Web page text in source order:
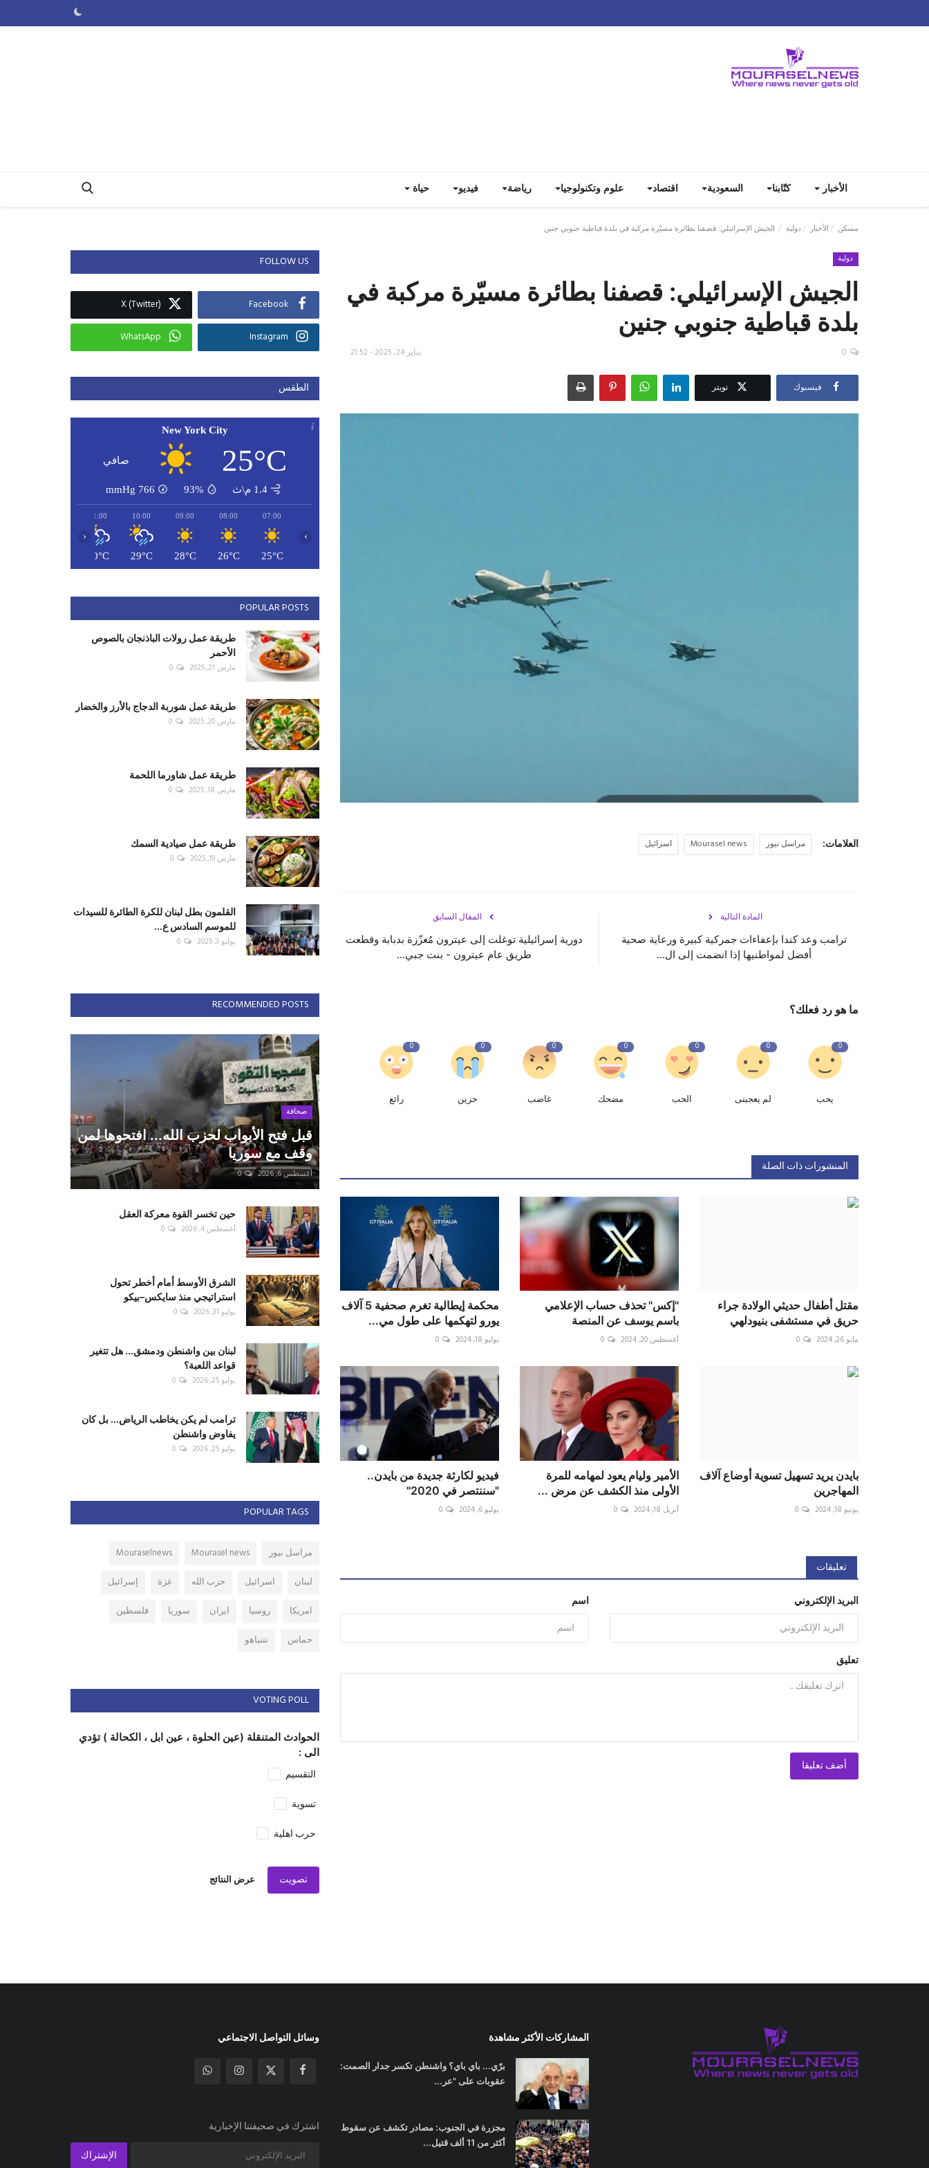
الأخبار كتّابنا السعودية اقتصاد علوم وتكنولوجيا رياضة فيديو حياة
مسكن الأخبار دولية الجيش الإسرائيلي: قصفنا بطائرة مسيّرة مركبة في بلدة قباطية جنوبي جنين
دولية
الجيش الإسرائيلي: قصفنا بطائرة مسيّرة مركبة في
بلدة قباطية جنوبي جنين
يناير 24, 2025 - 21:52 0
فيسبوك تويتر
العلامات: مراسل نيوز Mourasel news اسرائيل
المقال السابق
‏دورية إسرائيلية توغلت إلى عيترون مُعزّزة بدبابة وقطعت
طريق عام عيترون - بنت جبي...
المادة التالية
ترامب وعد كندا بإعفاءات جمركية كبيرة ورعاية صحية
أفضل لمواطنيها إذا انضمت إلى ال...
ما هو رد فعلك؟
0
يحب
0
لم يعجبنى
0
الحب
0
مضحك
0
غاضب
0
حزين
0
رائع
المنشورات ذات الصلة
مقتل أطفال حديثي الولادة جراء
حريق في مستشفى بنيودلهي
مايو 26, 2024 0
"إكس" تحذف حساب الإعلامي
باسم يوسف عن المنصة
أغسطس 20, 2024 0
محكمة إيطالية تغرم صحفية 5 آلاف
يورو لتهكمها على طول مي...
يوليو 18, 2024 0
بايدن يريد تسهيل تسوية أوضاع آلاف
المهاجرين
يونيو 18, 2024 0
الأمير وليام يعود لمهامه للمرة
الأولى منذ الكشف عن مرض ...
أبريل 18, 2024 0
فيديو لكارثة جديدة من بايدن..
"سننتصر في 2020"
يوليو 6, 2024 0
تعليقات
اسم البريد الإلكتروني
تعليق
أضف تعليقا
FOLLOW US
Facebook
X (Twitter)
Instagram
WhatsApp
الطقس
New York City
25°C صافي
1.4 م\ث 93%
766
mmHg
07:00
25°C
08:00
26°C
09:00
28°C
10:00
29°C
11:00
30°C
‹ ›
POPULAR POSTS
طريقة عمل رولات الباذنجان بالصوص
الأحمر
مارس 21, 2025 0
طريقة عمل شوربة الدجاج بالأرز والخضار
مارس 20, 2025 0
طريقة عمل شاورما اللحمة
مارس 18, 2025 0
طريقة عمل صيادية السمك
مارس 19, 2025 0
القلمون بطل لبنان للكرة الطائرة للسيدات
للموسم السادس ع...
يوليو 3, 2025 0
RECOMMENDED POSTS
صحافة
قبل فتح الأبواب لحزب الله... افتحوها لمن
وقف مع سوريا
أغسطس 6, 2026 0
حين تخسر القوة معركة العقل
أغسطس 4, 2026 0
الشرق الأوسط أمام أخطر تحول
استراتيجي منذ سايكس–بيكو
يوليو 31, 2026 0
لبنان بين واشنطن ودمشق... هل تتغير
قواعد اللعبة؟
يوليو 25, 2026 0
ترامب لم يكن يخاطب الرياض... بل كان
يفاوض واشنطن
يوليو 25, 2026 0
POPULAR TAGS
مراسل نيوز Mourasel news
Mouraselnews
لبنان
اسرائيل حزب الله غزة
إسرائيل
امريكا
روسيا ايران سوريا
فلسطين
حماس
نتنياهو
VOTING POLL
الحوادث المتنقلة (عين الحلوة ، عين ابل ، الكحالة ) تؤدي
الى :
التقسيم
تسوية
حرب اهلية
تصويت عرض النتائج
المشاركات الأكثر مشاهدة
برّي... باي باي؟ واشنطن تكسر جدار الصمت:
عقوبات على "عر...
مجزرة في الجنوب: مصادر تكشف عن سقوط
أكثر من 11 ألف قتيل...
وسائل التواصل الاجتماعي
اشترك في صحيفتنا الإخبارية
الإشتراك